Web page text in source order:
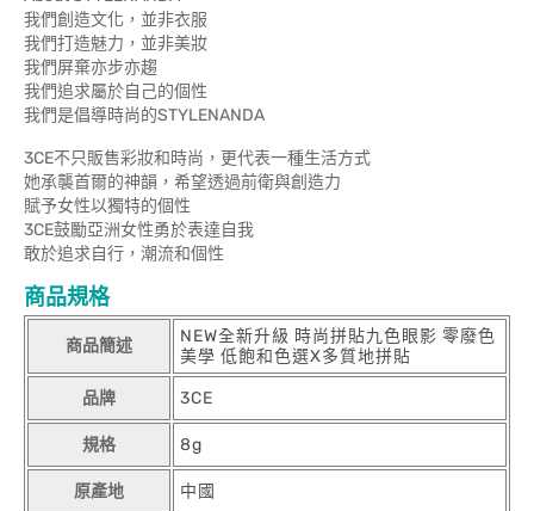
我們創造文化，並非衣服
我們打造魅力，並非美妝
我們屏棄亦步亦趨
我們追求屬於自己的個性
我們是倡導時尚的STYLENANDA
3CE不只販售彩妝和時尚，更代表一種生活方式
她承襲首爾的神韻，希望透過前衛與創造力
賦予女性以獨特的個性
3CE鼓勵亞洲女性勇於表達自我
敢於追求自行，潮流和個性
商品規格
商品簡述
NEW全新升級 時尚拼貼九色眼影 零廢色
美學 低飽和色選X多質地拼貼
品牌 3CE
規格 8g
原產地 中國